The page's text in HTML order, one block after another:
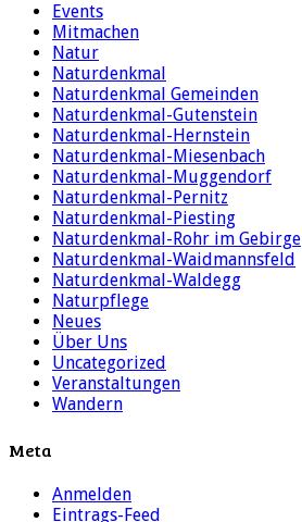
Events
Mitmachen
Natur
Naturdenkmal
Naturdenkmal Gemeinden
Naturdenkmal-Gutenstein
Naturdenkmal-Hernstein
Naturdenkmal-Miesenbach
Naturdenkmal-Muggendorf
Naturdenkmal-Pernitz
Naturdenkmal-Piesting
Naturdenkmal-Rohr im Gebirge
Naturdenkmal-Waidmannsfeld
Naturdenkmal-Waldegg
Naturpflege
Neues
Über Uns
Uncategorized
Veranstaltungen
Wandern
Meta
Anmelden
Eintrags-Feed